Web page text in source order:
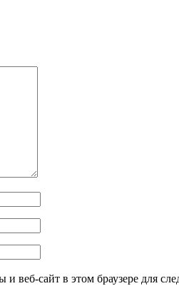
веб-сайт в этом браузере для